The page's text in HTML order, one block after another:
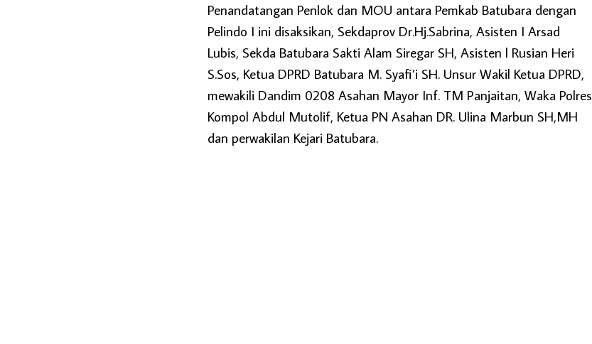
Penandatangan Penlok dan MOU antara Pemkab Batubara dengan
Pelindo I ini disaksikan, Sekdaprov Dr.Hj.Sabrina, Asisten I Arsad
Lubis, Sekda Batubara Sakti Alam Siregar SH, Asisten l Rusian Heri
S.Sos, Ketua DPRD Batubara M. Syafi’i SH. Unsur Wakil Ketua DPRD,
mewakili Dandim 0208 Asahan Mayor Inf. TM Panjaitan, Waka Polres
Kompol Abdul Mutolif, Ketua PN Asahan DR. Ulina Marbun SH,MH
dan perwakilan Kejari Batubara.